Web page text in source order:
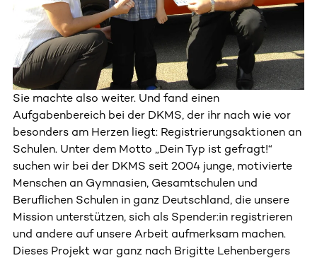
Sie machte also weiter. Und fand einen
Aufgabenbereich bei der DKMS, der ihr nach wie vor
besonders am Herzen liegt: Registrierungsaktionen an
Schulen. Unter dem Motto „Dein Typ ist gefragt!“
suchen wir bei der DKMS seit 2004 junge, motivierte
Menschen an Gymnasien, Gesamtschulen und
Beruflichen Schulen in ganz Deutschland, die unsere
Mission unterstützen, sich als Spender:in registrieren
und andere auf unsere Arbeit aufmerksam machen.
Dieses Projekt war ganz nach Brigitte Lehenbergers